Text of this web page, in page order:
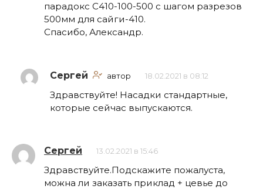
парадокс С410-100-500 с шагом разрезов
500мм для сайги-410.
Спасибо, Александр.
Сергей автор 18.02.2021 в 08:12
Здравствуйте! Насадки стандартные,
которые сейчас выпускаются.
Сергей 13.02.2021 в 15:46
Здравствуйте.Подскажите пожалуста,
можна ли заказать приклад + цевье до